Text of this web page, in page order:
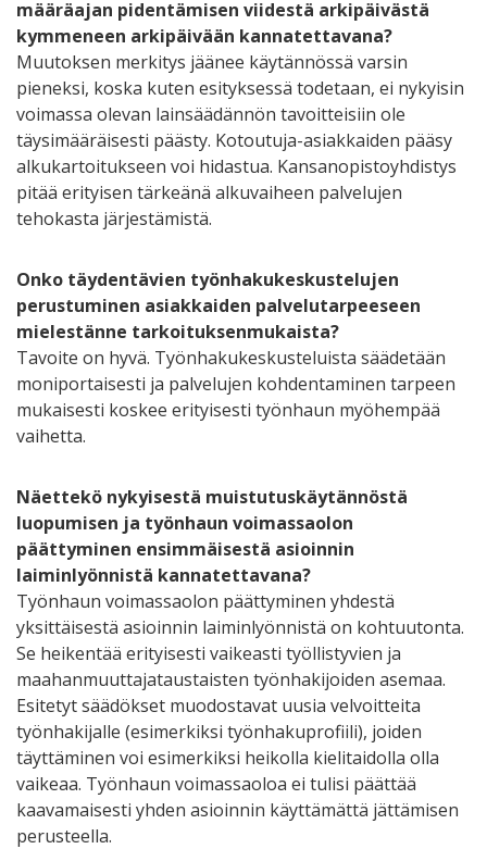
määräajan pidentämisen viidestä arkipäivästä
kymmeneen arkipäivään kannatettavana?
Muutoksen merkitys jäänee käytännössä varsin
pieneksi, koska kuten esityksessä todetaan, ei nykyisin
voimassa olevan lainsäädännön tavoitteisiin ole
täysimääräisesti päästy. Kotoutuja-asiakkaiden pääsy
alkukartoitukseen voi hidastua. Kansanopistoyhdistys
pitää erityisen tärkeänä alkuvaiheen palvelujen
tehokasta järjestämistä.
Onko täydentävien työnhakukeskustelujen
perustuminen asiakkaiden palvelutarpeeseen
mielestänne tarkoituksenmukaista?
Tavoite on hyvä. Työnhakukeskusteluista säädetään
moniportaisesti ja palvelujen kohdentaminen tarpeen
mukaisesti koskee erityisesti työnhaun myöhempää
vaihetta.
Näettekö nykyisestä muistutuskäytännöstä
luopumisen ja työnhaun voimassaolon
päättyminen ensimmäisestä asioinnin
laiminlyönnistä kannatettavana?
Työnhaun voimassaolon päättyminen yhdestä
yksittäisestä asioinnin laiminlyönnistä on kohtuutonta.
Se heikentää erityisesti vaikeasti työllistyvien ja
maahanmuuttajataustaisten työnhakijoiden asemaa.
Esitetyt säädökset muodostavat uusia velvoitteita
työnhakijalle (esimerkiksi työnhakuprofiili), joiden
täyttäminen voi esimerkiksi heikolla kielitaidolla olla
vaikeaa. Työnhaun voimassaoloa ei tulisi päättää
kaavamaisesti yhden asioinnin käyttämättä jättämisen
perusteella.